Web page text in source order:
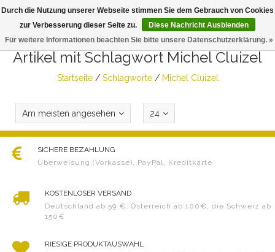
Artikel mit Schlagwort Michel Cluizel
Startseite/ Schlagworte/ Michel Cluizel
Am meisten angesehen 24
SICHERE BEZAHLUNG
Überweisung (Vorkasse), PayPal, Kreditkarte
KOSTENLOSER VERSAND
Deutschland ab 59 €, Österreich ab 100€, die Schweiz ab
150€
RIESIGE PRODUKTAUSWAHL
Durch die Nutzung unserer Webseite stimmen Sie dem Gebrauch von Cookies
zur Verbesserung dieser Seite zu.
Diese Nachricht Ausblenden
Für weitere Informationen beachten Sie bitte unsere Datenschutzerklärung. »